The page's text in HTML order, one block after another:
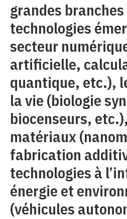
grandes branches
technologies
secteur
artificielle,
quantique, etc.),
la vie (biologie
biocenseurs,
matériaux
fabrication
technologies à
énergie et
(véhicules